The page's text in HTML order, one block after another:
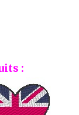
: